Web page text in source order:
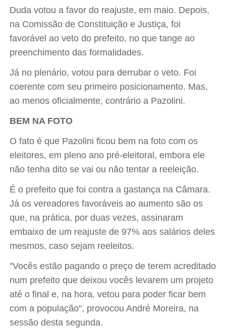
Duda votou a favor do reajuste, em maio. Depois,
na Comissão de Constituição e Justiça, foi
favorável ao veto do prefeito, no que tange ao
preenchimento das formalidades.
Já no plenário, votou para derrubar o veto. Foi
coerente com seu primeiro posicionamento. Mas,
ao menos oficialmente, contrário a Pazolini.
BEM NA FOTO
O fato é que Pazolini ficou bem na foto com os
eleitores, em pleno ano pré-eleitoral, embora ele
não tenha dito se vai ou não tentar a reeleição.
É o prefeito que foi contra a gastança na Câmara.
Já os vereadores favoráveis ao aumento são os
que, na prática, por duas vezes, assinaram
embaixo de um reajuste de 97% aos salários deles
mesmos, caso sejam reeleitos.
"Vocês estão pagando o preço de terem acreditado
num prefeito que deixou vocês levarem um projeto
até o final e, na hora, vetou para poder ficar bem
com a população", provocou André Moreira, na
sessão desta segunda.